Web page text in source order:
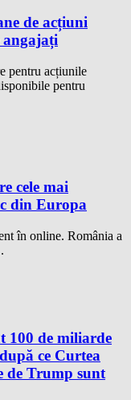
de acțiuni
angajați
pentru acțiunile
pentru
cele mai
din Europa
în online. România a
100 de miliarde
ce Curtea
de Trump sunt